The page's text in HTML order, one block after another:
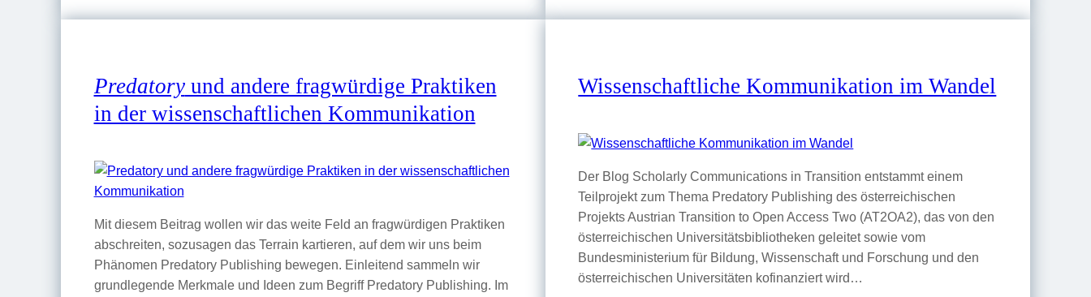
Predatoryund andere fragwürdige Praktiken
in der wissenschaftlichen Kommunikation
Mit diesem Beitrag wollen wir das weite Feld an fragwürdigen Praktiken
abschreiten, sozusagen das Terrain kartieren, auf dem wir uns beim
Phänomen Predatory Publishing bewegen. Einleitend sammeln wir
grundlegende Merkmale und Ideen zum Begriff Predatory Publishing. Im
Wissenschaftliche Kommunikation im Wandel
Der Blog Scholarly Communications in Transition entstammt einem
Teilprojekt zum Thema Predatory Publishing des österreichischen
Projekts Austrian Transition to Open Access Two (AT2OA2), das von den
österreichischen Universitätsbibliotheken geleitet sowie vom
Bundesministerium für Bildung, Wissenschaft und Forschung und den
österreichischen Universitäten kofinanziert wird…